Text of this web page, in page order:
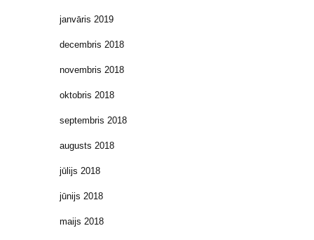
janvāris 2019
decembris 2018
novembris 2018
oktobris 2018
septembris 2018
augusts 2018
jūlijs 2018
jūnijs 2018
maijs 2018